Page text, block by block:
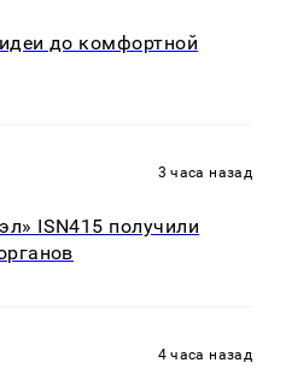
до комфортной
3 часа назад
ISN415 получили
4 часа назад